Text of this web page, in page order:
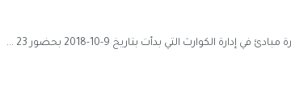
التي بدأت بتاريخ 9-10-2018 بحضور 23 ...